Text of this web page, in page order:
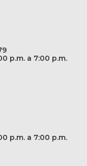
p.m. a 7:00 p.m.
p.m. a 7:00 p.m.